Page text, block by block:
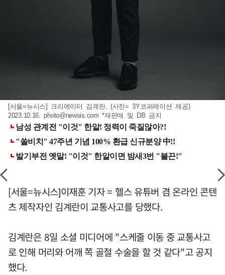
[서울=뉴시스] 크리에이터 김계란. (사진= 3Y코퍼레이션 제공)
2023.10.16.photo@newsis.com *재판매 및 DB 금지
[서울=뉴시스]이재훈 기자 = 헬스 유튜버 겸 온라인 콘텐
츠 제작자인 김계란이 교통사고를 당했다.
김계란은 8일 소셜 미디어에 "스케줄 이동 중 교통사고
로 인해 머리와 어깨 쪽 골절 수술을 할 것 같다"고 공지
했다.